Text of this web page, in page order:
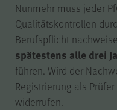
Nunmehr muss jeder
Qualitätskontrollen
Berufspflicht
spätestens alle drei
führen. Wird der
Registrierung als
widerrufen.
Name
Anbieter